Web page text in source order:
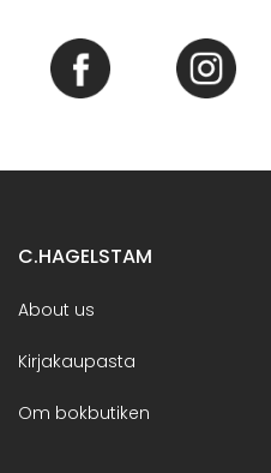
C.HAGELSTAM
About us
Kirjakaupasta
Om bokbutiken